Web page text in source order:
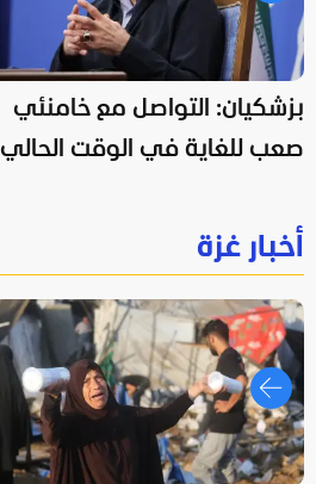
بزشكيان: التواصل مع خامنئي
صعب للغاية في الوقت الحالي
أخبار غزة